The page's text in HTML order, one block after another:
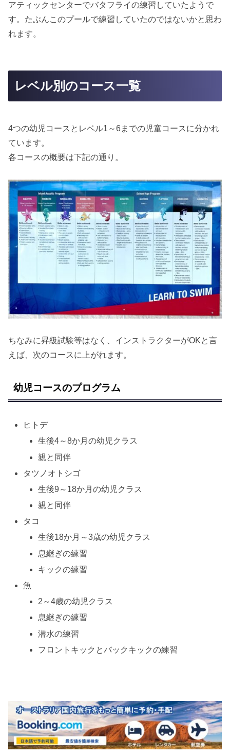
アティックセンターでバタフライの練習していたようで
す。たぶんこのプールで練習していたのではないかと思わ
れます。
レベル別のコース一覧
4つの幼児コースとレベル1～6までの児童コースに分かれ
ています。
各コースの概要は下記の通り。
ちなみに昇級試験等はなく、インストラクターがOKと言
えば、次のコースに上がれます。
幼児コースのプログラム
ヒトデ
生後4～8か月の幼児クラス
親と同伴
タツノオトシゴ
生後9～18か月の幼児クラス
親と同伴
タコ
生後18か月～3歳の幼児クラス
息継ぎの練習
キックの練習
魚
2～4歳の幼児クラス
息継ぎの練習
潜水の練習
フロントキックとバックキックの練習